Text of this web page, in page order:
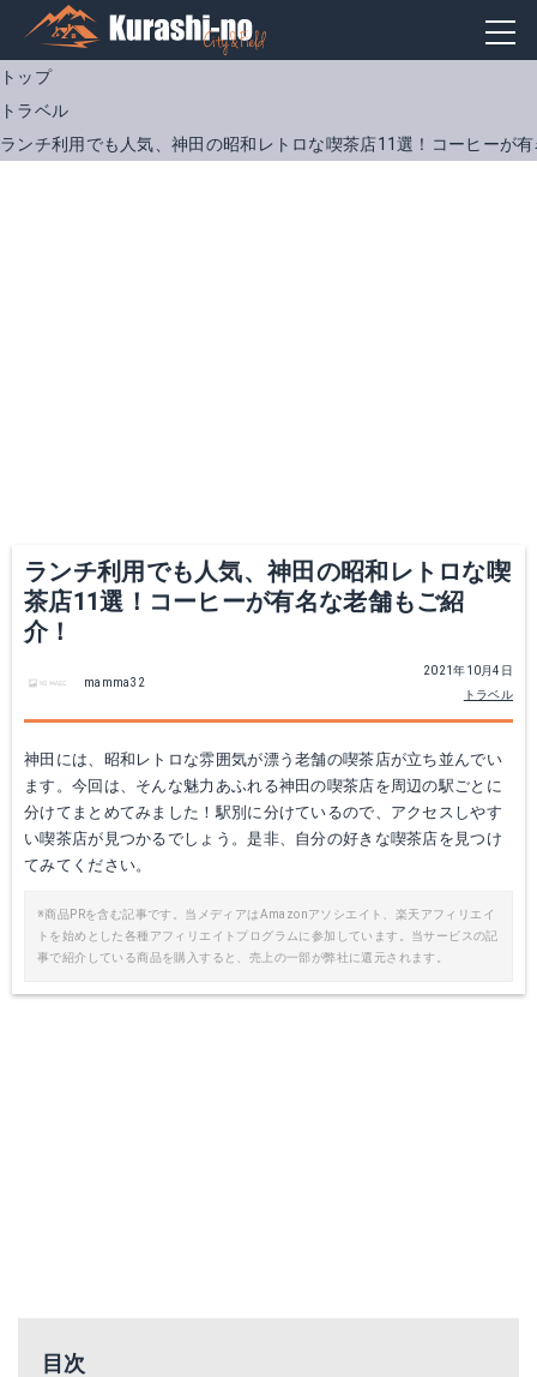
トップ
トラベル
ランチ利用でも人気、神田の昭和レトロな喫茶店11選！コーヒーが
ランチ利用でも人気、神田の昭和レトロな喫
茶店11選！コーヒーが有名な老舗もご紹
介！
2021年10月4日
トラベル
mamma32
神田には、昭和レトロな雰囲気が漂う老舗の喫茶店が立ち並んでい
ます。今回は、そんな魅力あふれる神田の喫茶店を周辺の駅ごとに
分けてまとめてみました！駅別に分けているので、アクセスしやす
い喫茶店が見つかるでしょう。是非、自分の好きな喫茶店を見つけ
てみてください。
※商品PRを含む記事です。当メディアはAmazonアソシエイト、楽天アフィリエイ
トを始めとした各種アフィリエイトプログラムに参加しています。当サービスの記
事で紹介している商品を購入すると、売上の一部が弊社に還元されます。
目次